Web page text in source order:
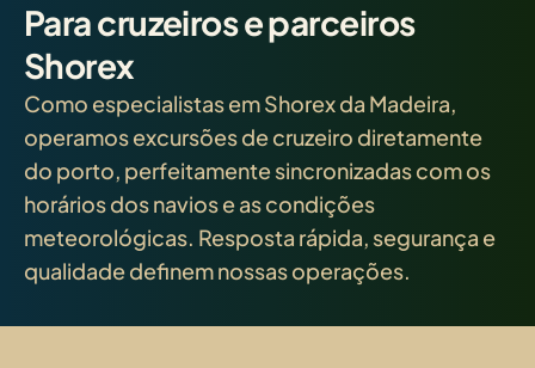
Para cruzeiros e parceiros
Shorex
Como especialistas em Shorex da Madeira,
operamos excursões de cruzeiro diretamente
do porto, perfeitamente sincronizadas com os
horários dos navios e as condições
meteorológicas. Resposta rápida, segurança e
qualidade definem nossas operações.